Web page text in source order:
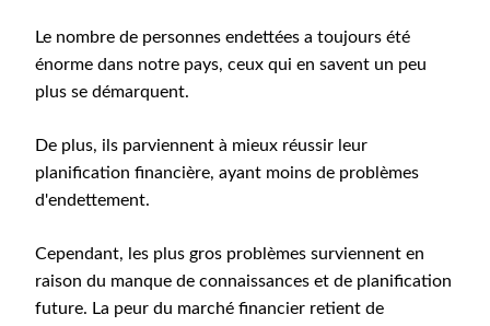
Le nombre de personnes endettées a toujours été
énorme dans notre pays, ceux qui en savent un peu
plus se démarquent.
De plus, ils parviennent à mieux réussir leur
planification financière, ayant moins de problèmes
d'endettement.
Cependant, les plus gros problèmes surviennent en
raison du manque de connaissances et de planification
future. La peur du marché financier retient de